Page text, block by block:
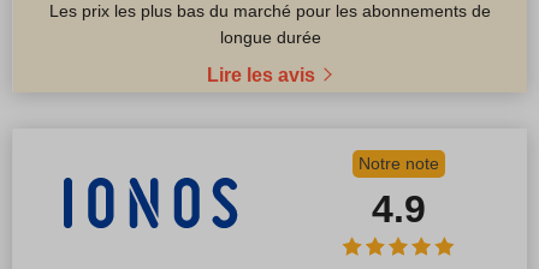
Les prix les plus bas du marché pour les abonnements de
longue durée
Lire les avis
Notre note
4.9